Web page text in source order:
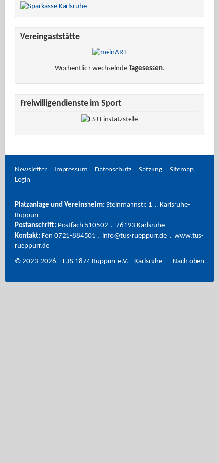
Vereingaststätte
Wöchentlich wechselnde Tagesessen.
Freiwilligendienste im Sport
Newsletter Impressum Datenschutz Satzung
Sitemap
Login
Platzanlage und Vereinsheim: Steinmannstr. 1 . Karlsruhe-
Rüppurr
Postanschrift: Postfach 510502 . 76193 Karlsruhe
Kontakt: Fon 0721-884501 . info@tus-rueppurr.de . www.tus-
rueppurr.de
Nach oben
© 2023-2026 - TUS 1874 Rüppurr e.V. | Karlsruhe